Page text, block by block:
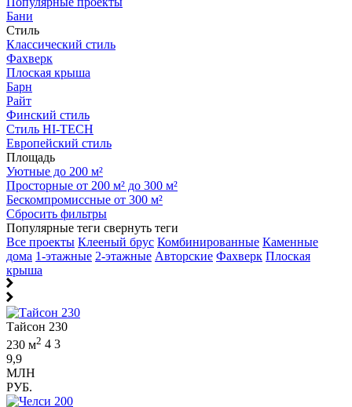
Бани
Стиль
Классический стиль
Фахверк
Плоская крыша
Барн
Райт
Финский стиль
Стиль HI-TECH
Европейский стиль
Площадь
Уютные до 200 м²
Просторные от 200 м² до 300 м²
Бескомпромиссные от 300 м²
Сбросить фильтры
Популярные теги свернуть теги
Все проекты Клееный брус Комбинированные Каменные
дома 1-этажные 2-этажные Авторские Фахверк Плоская
крыша
Тайсон 230
230 м2 4 3
9,9
МЛН
РУБ.